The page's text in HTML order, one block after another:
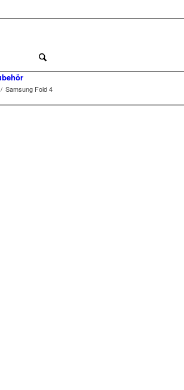
/ Samsung Fold 4